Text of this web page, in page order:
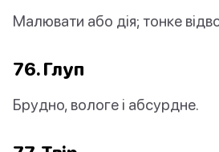
Малювати або дія; тонке
76. Глуп
Брудно, вологе і абсурдне.